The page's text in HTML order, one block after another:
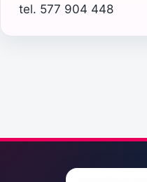
tel. 577 904 448